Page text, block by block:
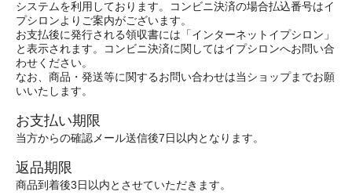
システムを利用しております。コンビニ決済の場合払込番号はイ
プシロンよりご案内がございます。
お支払後に発行される領収書には「インターネットイプシロン」
と表示されます。コンビニ決済に関してはイプシロンへお問い合
わせください。
なお、商品・発送等に関するお問い合わせは当ショップまでお願
いいたします。
お支払い期限
当方からの確認メール送信後7日以内となります。
返品期限
商品到着後3日以内とさせていただきます。